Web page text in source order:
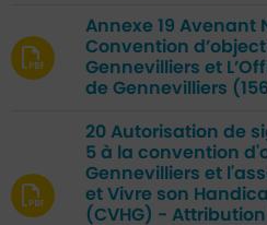
Annexe 19 Avenant
Convention
Gennevilliers et
de Gennevilliers
20 Autorisation de
5 à la convention
Gennevilliers et
et Vivre son
(CVHG) -